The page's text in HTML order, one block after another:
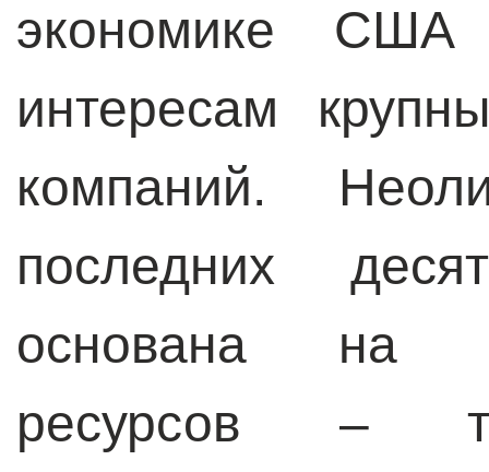
экономике
интересам
компаний.
последних
основана на
ресурсов –